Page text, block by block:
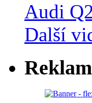
Audi
Další